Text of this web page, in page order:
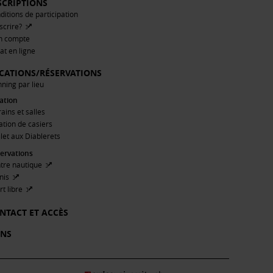
de participation
compte
en ligne
RÉSERVATIONS
par lieu
et salles
de casiers
aux Diablerets
nautique
libre
ET ACCÈS